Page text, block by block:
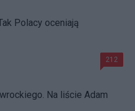
Polacy oceniają
212
Na liście Adam